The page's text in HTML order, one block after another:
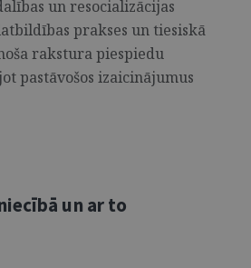
un resocializācijas
prakses un tiesiskā
rakstura piespiedu
pastāvošos izaicinājumus
un ar to